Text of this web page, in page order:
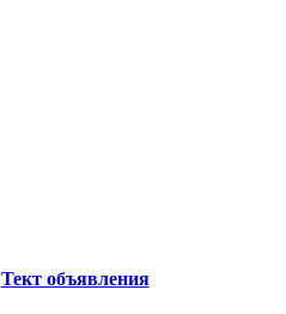
Тект объявления